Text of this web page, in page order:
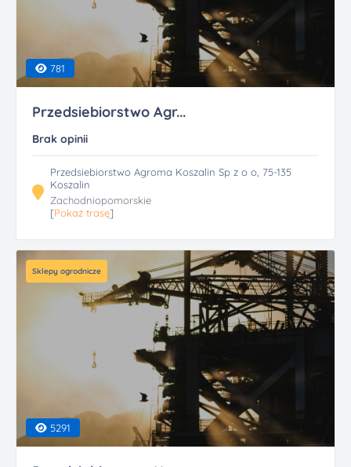
781
Przedsiebiorstwo Agr...
Brak opinii
Przedsiebiorstwo Agroma Koszalin Sp z o o, 75-135
Koszalin
Zachodniopomorskie
[Pokaż trasę]
Sklepy ogrodnicze
5291